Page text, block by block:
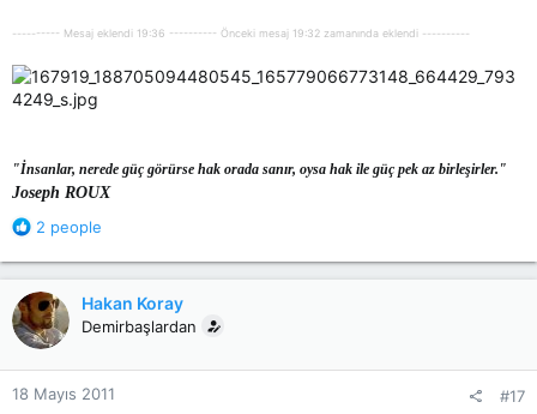
---------- Mesaj eklendi 19:36 ---------- Önceki mesaj 19:32 zamanında eklendi ----------
"İnsanlar, nerede güç görürse hak orada sanır, oysa hak ile güç pek az birleşirler."
Joseph ROUX
R
a
c
t
i
o
n
s
2 people
Hakan Koray
Demirbaşlardan
18 Mayıs 2011 #17